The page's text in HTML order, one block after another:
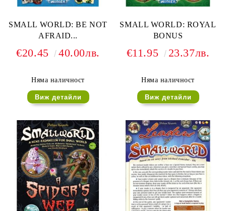
SMALL WORLD: BE NOT
AFRAID...
€20.45 40.00лв.
Няма наличност
Виж детайли
SMALL WORLD: ROYAL
BONUS
€11.95 23.37лв.
Няма наличност
Виж детайли